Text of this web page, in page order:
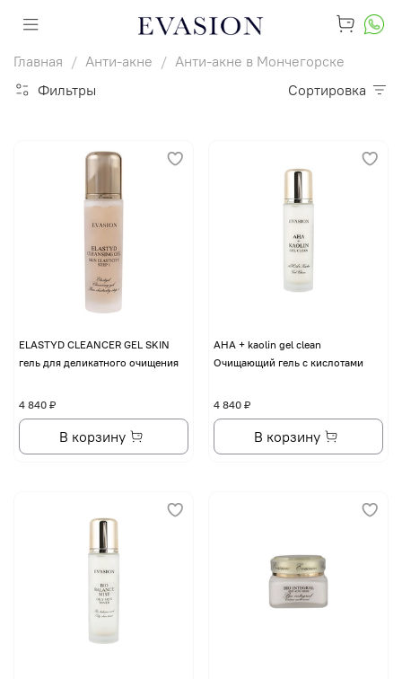
Главная Анти-акне
Анти-акне в Мончегорске
Фильтры
Сортировка
ELASTYD CLEANCER GEL SKIN
гель для деликатного очищения
4 840 ₽
В корзину
AHA + kaolin gel clean
Очищающий гель с кислотами
4 840 ₽
В корзину